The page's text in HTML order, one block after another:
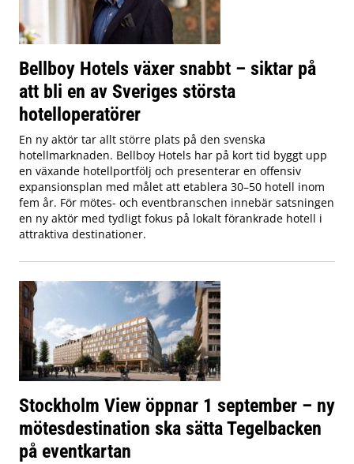
Bellboy Hotels växer snabbt – siktar på
att bli en av Sveriges största
hotelloperatörer
En ny aktör tar allt större plats på den svenska
hotellmarknaden. Bellboy Hotels har på kort tid byggt upp
en växande hotellportfölj och presenterar en offensiv
expansionsplan med målet att etablera 30–50 hotell inom
fem år. För mötes- och eventbranschen innebär satsningen
en ny aktör med tydligt fokus på lokalt förankrade hotell i
attraktiva destinationer.
Stockholm View öppnar 1 september – ny
mötesdestination ska sätta Tegelbacken
på eventkartan